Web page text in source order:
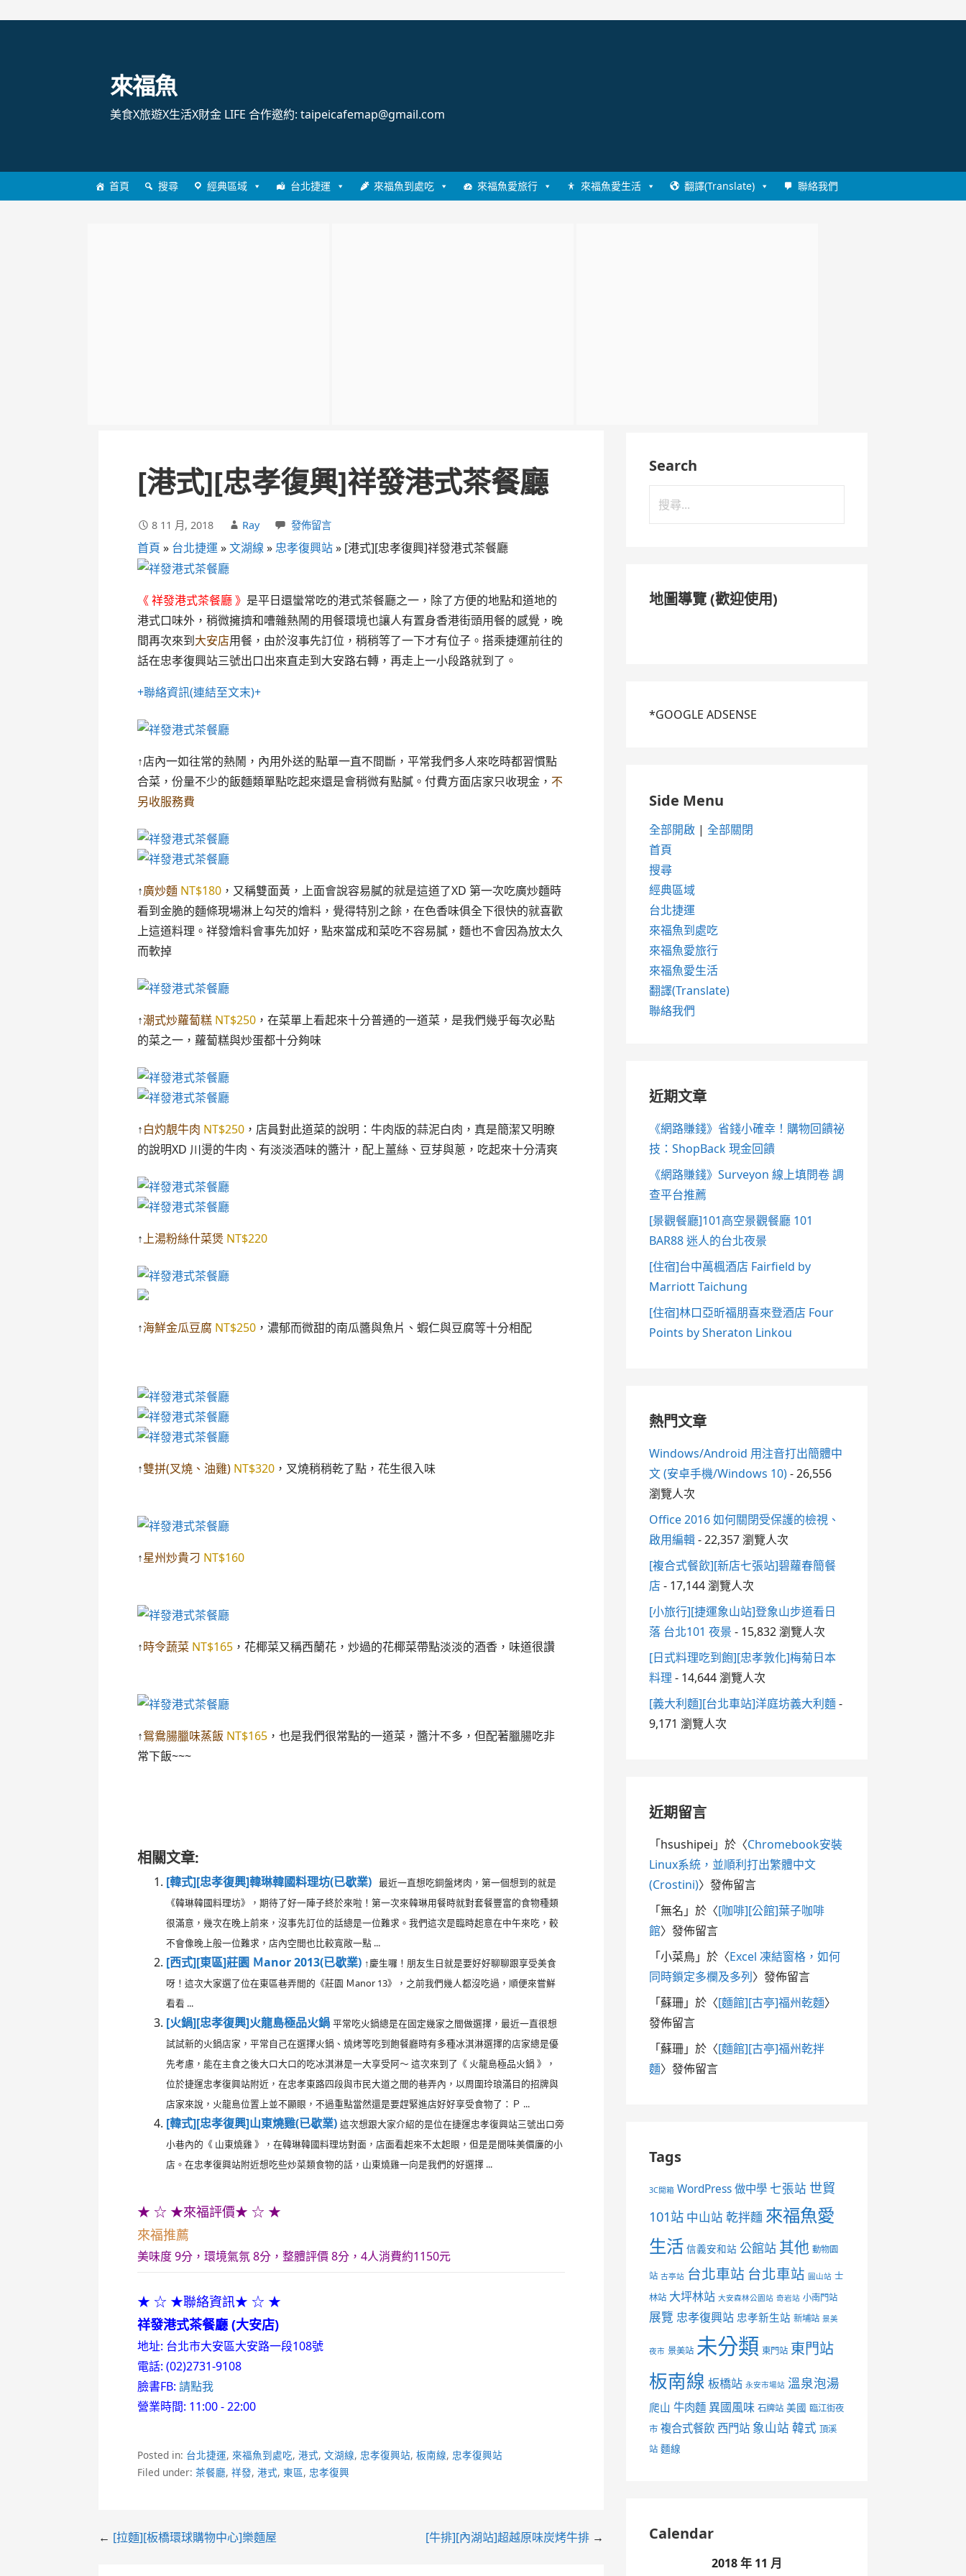
來福魚
美食X旅遊X生活X財金 LIFE 合作邀約: taipeicafemap@gmail.com
首頁 搜尋 經典區域 台北捷運 來福魚到處吃 來福魚愛旅行 來福魚愛生活 翻譯(Translate) 聯絡我們
[港式][忠孝復興]祥發港式茶餐廳
8 11 月, 2018 Ray 發佈留言
首頁 » 台北捷運»文湖線 »忠孝復興站» [港式][忠孝復興]祥發港式茶餐廳
《 祥發港式茶餐廳 》 是平日還蠻常吃的港式茶餐廳之一，除了方便的地點和道地的
港式口味外，稍微擁擠和嘈雜熱鬧的用餐環境也讓人有置身香港街頭用餐的感覺，晚
間再次來到大安店用餐，由於沒事先訂位，稍稍等了一下才有位子。搭乘捷運前往的
話在忠孝復興站三號出口出來直走到大安路右轉，再走上一小段路就到了。
+聯絡資訊(連結至文末)+
↑店內一如往常的熱鬧，內用外送的點單一直不間斷，平常我們多人來吃時都習慣點
合菜，份量不少的飯麵類單點吃起來還是會稍微有點膩。付費方面店家只收現金， 不
另收服務費
↑廣炒麵 NT$180 ，又稱雙面黃，上面會說容易膩的就是這道了XD 第一次吃廣炒麵時
看到金脆的麵條現場淋上勾芡的燴料，覺得特別之餘，在色香味俱全下很快的就喜歡
上這道料理。祥發燴料會事先加好，點來當成和菜吃不容易膩，麵也不會因為放太久
而軟掉
↑潮式炒蘿蔔糕 NT$250 ，在菜單上看起來十分普通的一道菜，是我們幾乎每次必點
的菜之一，蘿蔔糕與炒蛋都十分夠味
↑白灼靚牛肉 NT$250 ，店員對此道菜的說明：牛肉版的蒜泥白肉，真是簡潔又明瞭
的說明XD 川燙的牛肉、有淡淡酒味的醬汁，配上薑絲、豆芽與蔥，吃起來十分清爽
↑上湯粉絲什菜煲 NT$220
↑海鮮金瓜豆腐 NT$250 ，濃郁而微甜的南瓜醬與魚片、蝦仁與豆腐等十分相配
↑雙拼(叉燒、油雞) NT$320 ，叉燒稍稍乾了點，花生很入味
↑星州炒貴刁 NT$160
↑時令蔬菜 NT$165 ，花椰菜又稱西蘭花，炒過的花椰菜帶點淡淡的酒香，味道很讚
↑鴛鴦腸臘味蒸飯 NT$165 ，也是我們很常點的一道菜，醬汁不多，但配著臘腸吃非
常下飯~~~
相關文章:
[韓式][忠孝復興]韓琳韓國料理坊(已歇業) 最近一直想吃銅盤烤肉，第一個想到的就是
《韓琳韓國料理坊》，期待了好一陣子終於來啦！第一次來韓琳用餐時就對套餐豐富的食物種類
很滿意，幾次在晚上前來，沒事先訂位的話總是一位難求。我們這次是臨時起意在中午來吃，較
不會像晚上般一位難求，店內空間也比較寬敞一點 ...
[西式][東區]莊園 Ｍanor 2013(已歇業) ↑慶生囉！朋友生日就是要好好聊聊跟享受美食
呀！這次大家選了位在東區巷弄間的《莊園 Ｍanor 13》，之前我們幾人都沒吃過，順便來嘗鮮
看看 ...
[火鍋][忠孝復興]火龍島極品火鍋 平常吃火鍋總是在固定幾家之間做選擇，最近一直很想
試試新的火鍋店家，平常自己在選擇火鍋、燒烤等吃到飽餐廳時有多種冰淇淋選擇的店家總是優
先考慮，能在主食之後大口大口的吃冰淇淋是一大享受阿～ 這次來到了《 火龍島極品火鍋 》，
位於捷運忠孝復興站附近，在忠孝東路四段與市民大道之間的巷弄內，以周圍玲琅滿目的招牌與
店家來說，火龍島位置上並不顯眼，不過重點當然還是要趕緊進店好好享受食物了：Ｐ ...
[韓式][忠孝復興]山東燒雞(已歇業) 這次想跟大家介紹的是位在捷運忠孝復興站三號出口旁
小巷內的《 山東燒雞 》，在韓琳韓國料理坊對面，店面看起來不太起眼，但是是間味美價廉的小
店。在忠孝復興站附近想吃些炒菜類食物的話，山東燒雞一向是我們的好選擇 ...
★ ☆ ★來福評價★ ☆ ★
來福推薦
美味度 9分，環境氣氛 8分，整體評價 8分，4人消費約1150元
★ ☆ ★聯絡資訊★ ☆ ★
祥發港式茶餐廳 (大安店)
地址: 台北市大安區大安路一段108號
電話: (02)2731-9108
臉書FB:請點我
營業時間: 11:00 - 22:00
Posted in: 台北捷運, 來福魚到處吃,港式,文湖線, 忠孝復興站,板南線, 忠孝復興站
Filed under:茶餐廳,祥發,港式,東區, 忠孝復興
Post
← [拉麵][板橋環球購物中心]樂麵屋 [牛排][內湖站]超越原味炭烤牛排 →
Search
尋
地圖導覽 (歡迎使用)
*GOOGLE ADSENSE
Side Menu
全部開啟| 全部關閉
首頁
搜尋
經典區域
台北捷運
來福魚到處吃
來福魚愛旅行
來福魚愛生活
翻譯(Translate)
聯絡我們
近期文章
《網路賺錢》省錢小確幸！購物回饋祕
技：ShopBack 現金回饋
《網路賺錢》Surveyon 線上填問卷 調
查平台推薦
[景觀餐廳]101高空景觀餐廳 101
BAR88 迷人的台北夜景
[住宿]台中萬楓酒店 Fairfield by
Marriott Taichung
[住宿]林口亞昕福朋喜來登酒店 Four
Points by Sheraton Linkou
熱門文章
Windows/Android 用注音打出簡體中
文 (安卓手機/Windows 10)- 26,556
瀏覽人次
Office 2016 如何關閉受保護的檢視、
啟用編輯- 22,357 瀏覽人次
[複合式餐飲][新店七張站]碧蘿春簡餐
店- 17,144 瀏覽人次
[小旅行][捷運象山站]登象山步道看日
落 台北101 夜景 - 15,832 瀏覽人次
[日式料理吃到飽][忠孝敦化]梅菊日本
料理 - 14,644 瀏覽人次
[義大利麵][台北車站]洋庭坊義大利麵-
9,171 瀏覽人次
近期留言
「hsushipei 」於〈Chromebook安裝
Linux系統，並順利打出繁體中文
(Crostini)〉發佈留言
「無名 」於〈[咖啡][公館]葉子咖啡
館〉發佈留言
「小菜鳥」於〈Excel 凍結窗格，如何
同時鎖定多欄及多列〉發佈留言
「蘇珊」於〈[麵館][古亭]福州乾麵〉
發佈留言
「蘇珊」於〈[麵館][古亭]福州乾拌
麵〉發佈留言
Tags
3C開箱 WordPress 做中學 七張站 世貿
101站 中山站 乾拌麵 來福魚愛
生活 信義安和站 公館站 其他 動物園
站 古亭站 台北車站 台北車站 圓山站 士
林站 大坪林站 大安森林公園站 奇岩站 小南門站
展覽 忠孝復興站 忠孝新生站 新埔站 景美
夜市 景美站 未分類 東門站 東門站
板南線 板橋站 永安市場站 溫泉泡湯
爬山 牛肉麵 異國風味 石牌站 美國 臨江街夜
市 複合式餐飲 西門站 象山站 韓式 頂溪
站 麵線
Calendar
2018 年 11 月